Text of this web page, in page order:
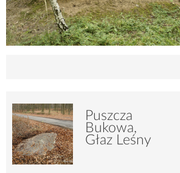
Puszcza
Bukowa,
Głaz Leśny